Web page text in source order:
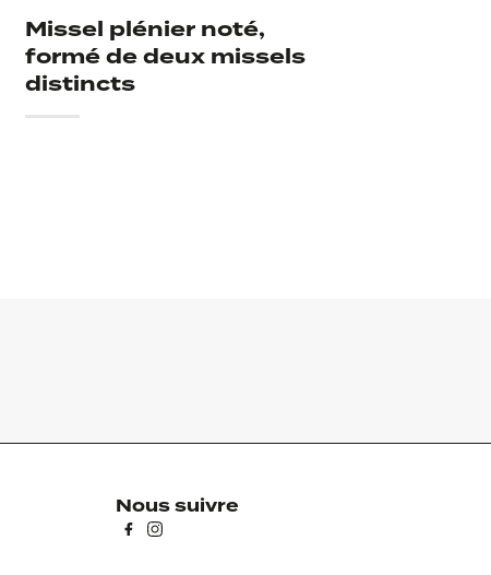
Missel plénier noté,
formé de deux missels
distincts
Nous suivre